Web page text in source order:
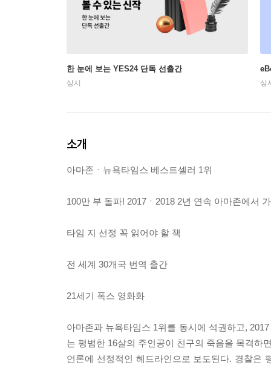
한 눈에 보는 YES24 단독 선출간
상시 상
소개
아마존ㆍ뉴욕타임스 베스트셀러 1위
100만 부 돌파! 2017ㆍ2018 2년 연속 아마존에서
타임 지 선정 꼭 읽어야 할 책
전 세계 30개국 번역 출간
21세기 폭스 영화화
아마존과 뉴욕타임스 1위를 동시에 석권하고,
는 평범한 16살의 주인공이 친구의 죽음을 목격하
언론에 선정적인 헤드라인으로 보도된다. 경찰은